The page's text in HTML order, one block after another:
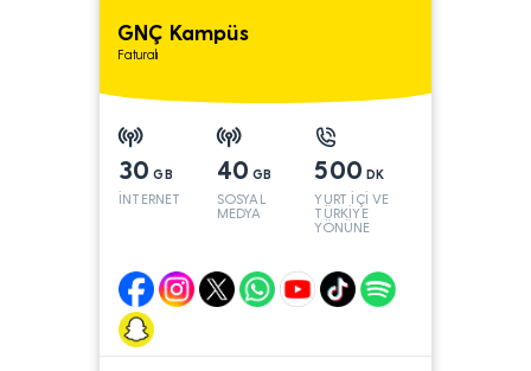
GNÇ Kampüs
Faturalı
30 GB
İNTERNET
40 GB
SOSYAL
MEDYA
500 DK
YURT İÇİ VE
TÜRKİYE
YÖNÜNE